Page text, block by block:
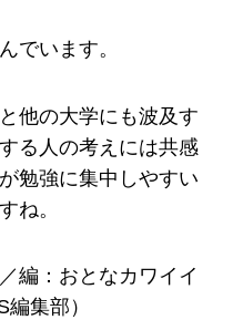
でいます。
他の大学にも波及す
る人の考えには共感
勉強に集中しやすい
ね。
編：おとなカワイイ
集部）